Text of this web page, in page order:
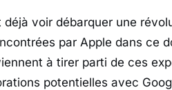
voir débarquer une
par Apple dans ce
à tirer parti de ces
potentielles avec